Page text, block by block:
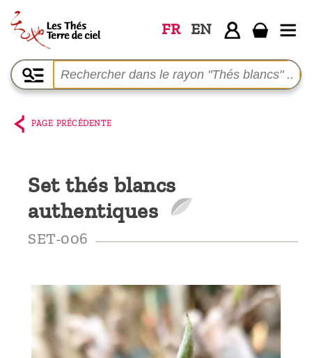
FR EN
Accueil
La
boutique
Parmi les
producteurs,
nous ?
Découvrir
le thé
PAGE PRÉCÉDENTE
Set thés blancs
authentiques
SET-006